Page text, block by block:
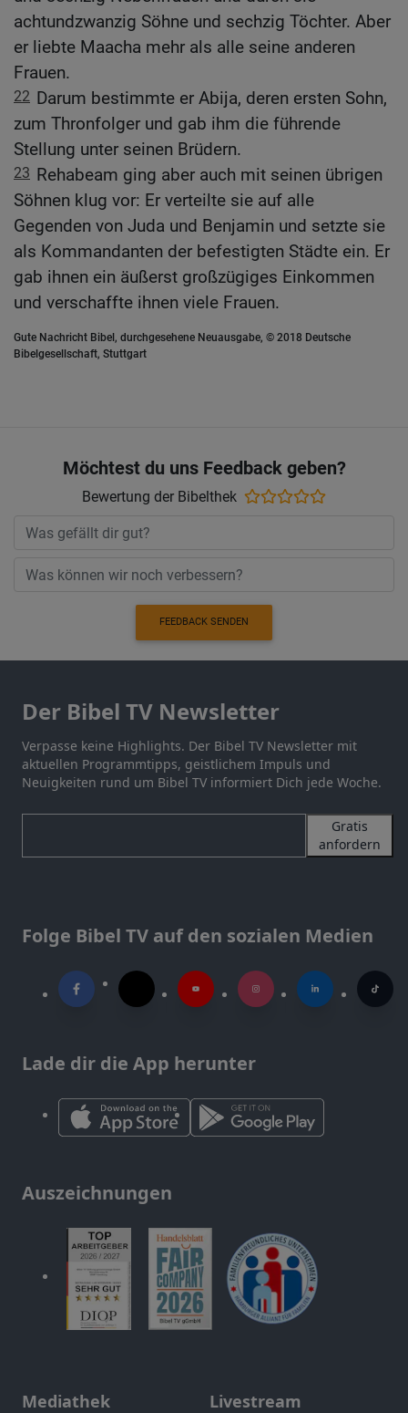
achtundzwanzig Söhne und sechzig Töchter. Aber
er liebte Maacha mehr als alle seine anderen
Frauen.
22 Darum bestimmte er Abija, deren ersten Sohn,
zum Thronfolger und gab ihm die führende
Stellung unter seinen Brüdern.
23 Rehabeam ging aber auch mit seinen übrigen
Söhnen klug vor: Er verteilte sie auf alle
Gegenden von Juda und Benjamin und setzte sie
als Kommandanten der befestigten Städte ein. Er
gab ihnen ein äußerst großzügiges Einkommen
und verschaffte ihnen viele Frauen.
Gute Nachricht Bibel, durchgesehene Neuausgabe, © 2018 Deutsche
Bibelgesellschaft, Stuttgart
Möchtest du uns Feedback geben?
Bewertung der Bibelthek
FEEDBACK SENDEN
Der Bibel TV Newsletter
Verpasse keine Highlights. Der Bibel TV Newsletter mit
aktuellen Programmtipps, geistlichem Impuls und
Neuigkeiten rund um Bibel TV informiert Dich jede Woche.
Gratis
anfordern
Folge Bibel TV auf den sozialen Medien
Lade dir die App herunter
Auszeichnungen
Mediathek Livestream